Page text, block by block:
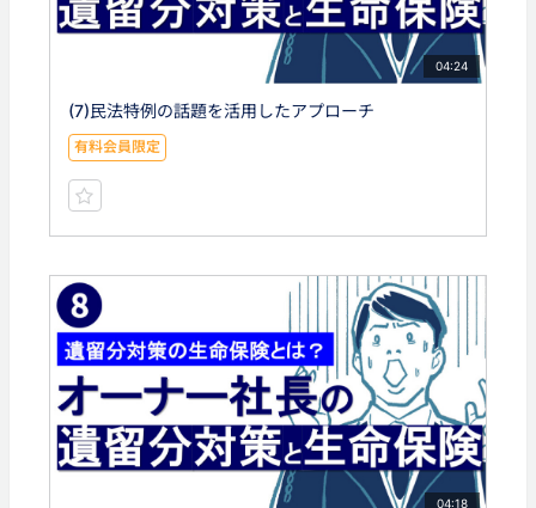
04:24
(7)民法特例の話題を活用したアプローチ
有料会員限定
04:18